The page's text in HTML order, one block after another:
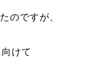
のですが、
けて